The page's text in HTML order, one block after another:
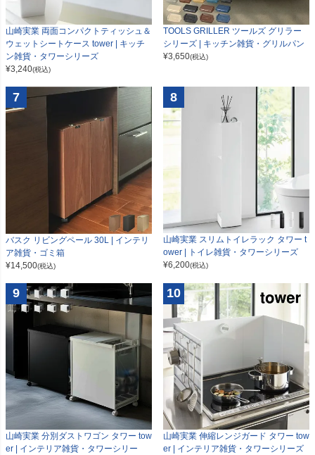
山崎実業 両面コンパクトティッシュ＆
ウェットシートケース tower | キッチ
ン雑貨・タワーシリーズ
¥3,240(税込)
TOOLS GRILLER ツールズ グリラー
シリーズ | キッチン雑貨・グリルパン
¥3,650(税込)
7
バスク リビングペール 30L | インテリ
ア雑貨・ゴミ箱
¥14,500(税込)
8
山崎実業 スリムトイレラック タワー t
ower | トイレ雑貨・タワーシリーズ
¥6,200(税込)
9
山崎実業 分別ダストワゴン タワー tow
er | インテリア雑貨・タワーシリー
10
山崎実業 伸縮レンジガード タワー tow
er | インテリア雑貨・タワーシリーズ